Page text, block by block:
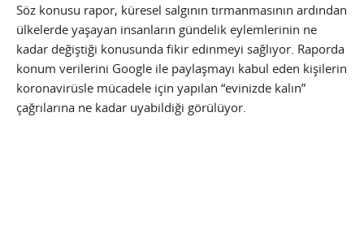
Söz konusu rapor, küresel salgının tırmanmasının ardından
ülkelerde yaşayan insanların gündelik eylemlerinin ne
kadar değiştiği konusunda fikir edinmeyi sağlıyor. Raporda
konum verilerini Google ile paylaşmayı kabul eden kişilerin
koronavirüsle mücadele için yapılan “evinizde kalın”
çağrılarına ne kadar uyabildiği görülüyor.